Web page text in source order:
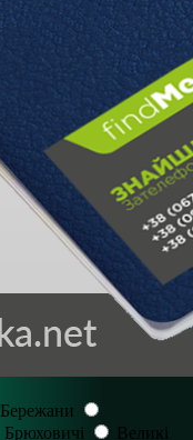
Бережани
Брюховичі
Великі